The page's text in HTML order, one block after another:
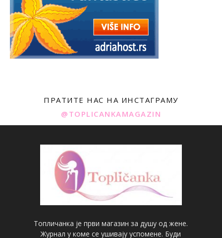
ПРАТИТЕ НАС НА ИНСТАГРАМУ
@TOPLICANKAMAGAZIN
Топличанка је први магазин за душу од жене.
Журнал у коме се ушивају успомене. Буди